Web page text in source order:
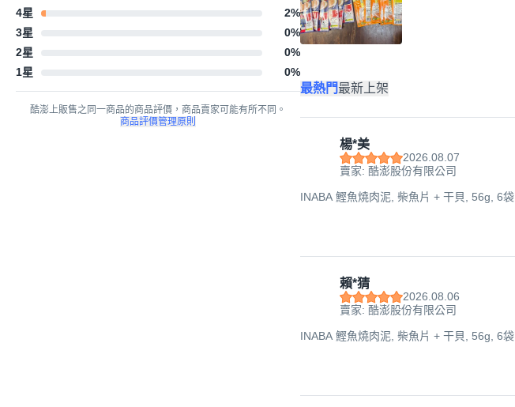
4星
2%
3星
0%
2星
0%
1星
0%
酷澎上販售之同一商品的商品評價，商品賣家可能有所不同。
商品評價管理原則
最熱門最新上架
楊*美
2026.08.07
賣家: 酷澎股份有限公司
INABA 鰹魚燒肉泥, 柴魚片 + 干貝, 56g, 6袋
賴*猜
2026.08.06
賣家: 酷澎股份有限公司
INABA 鰹魚燒肉泥, 柴魚片 + 干貝, 56g, 6袋